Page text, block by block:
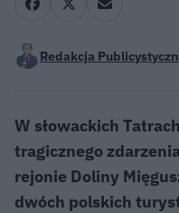
Redakcja
W słowackich
tragicznego
rejonie Doliny
dwóch polskich